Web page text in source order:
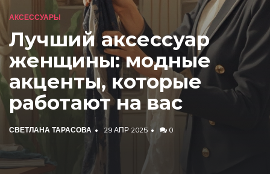
АКСЕССУАРЫ
Лучший аксессуар
женщины: модные
акценты, которые
работают на вас
СВЕТЛАНА ТАРАСОВА 29 АПР 2025 0